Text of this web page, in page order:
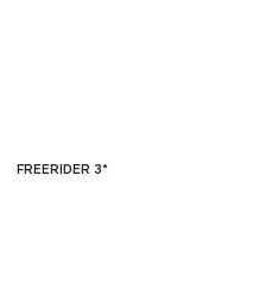
FREERIDER 3*